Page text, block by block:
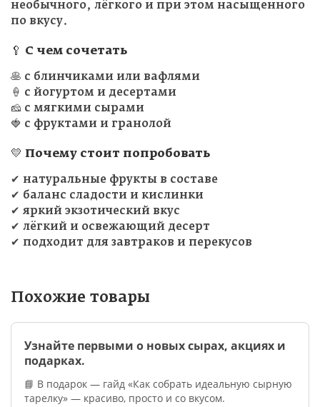
необычного, лёгкого и при этом насыщенного
по вкусу.
🥄 С чем сочетать
🥞 с блинчиками или вафлями
🍦 с йогуртом и десертами
🧀 с мягкими сырами
🍓 с фруктами и гранолой
💛 Почему стоит попробовать
✔ натуральные фрукты в составе
✔ баланс сладости и кислинки
✔ яркий экзотический вкус
✔ лёгкий и освежающий десерт
✔ подходит для завтраков и перекусов
Похожие товары
Узнайте первыми о новых сырах, акциях и
подарках.
📘 В подарок — гайд «Как собрать идеальную сырную
тарелку» — красиво, просто и со вкусом.